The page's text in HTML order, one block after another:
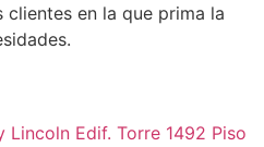
en la que prima la
Edif. Torre 1492 Piso